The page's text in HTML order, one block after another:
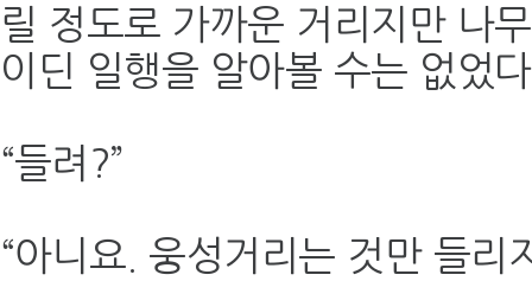
릴 정도로 가까운 거리지만 나
이딘 일행을 알아볼 수는 없었
“들려?”
“아니요. 웅성거리는 것만 들리